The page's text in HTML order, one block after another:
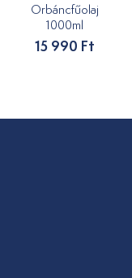
Orbáncfűolaj
1000ml
15 990 Ft